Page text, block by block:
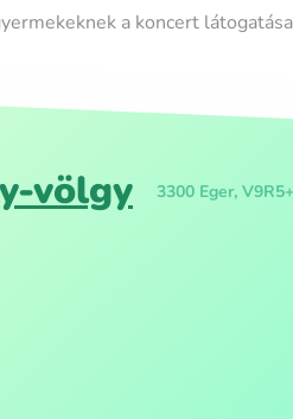
a koncert
völgy 3300 Eger,